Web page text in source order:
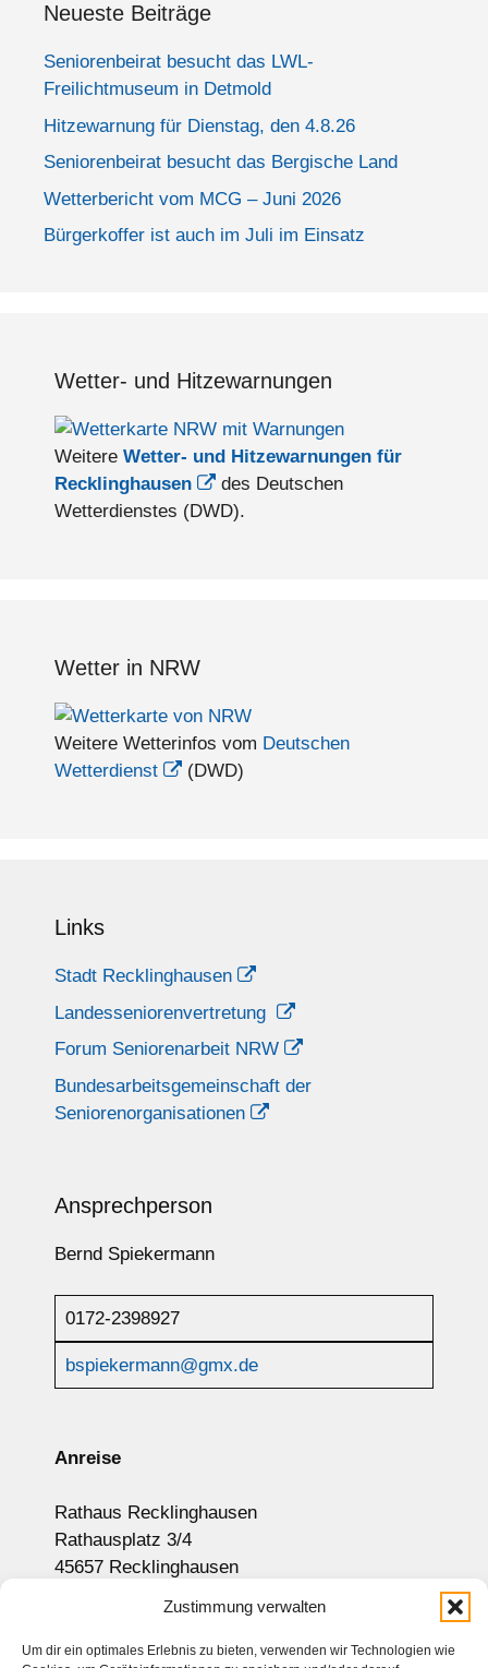
Zustimmung verwalten
Um dir ein optimales Erlebnis zu bieten, verwenden wir Technologien wie
Neueste Beiträge
Seniorenbeirat besucht das LWL-
Freilichtmuseum in Detmold
Hitzewarnung für Dienstag, den 4.8.26
Seniorenbeirat besucht das Bergische Land
Wetterbericht vom MCG – Juni 2026
Bürgerkoffer ist auch im Juli im Einsatz
Wetter- und Hitzewarnungen
Weitere Wetter- und Hitzewarnungen für
Recklinghausen
des Deutschen
Wetterdienstes (DWD).
Wetter in NRW
Weitere Wetterinfos vom Deutschen
Wetterdienst
(DWD)
Links
Stadt Recklinghausen
Landesseniorenvertretung
Forum Seniorenarbeit NRW
Bundesarbeitsgemeinschaft der
Seniorenorganisationen
Ansprechperson
Bernd Spiekermann
0172-2398927
bspiekermann@gmx.de
Anreise
Rathaus Recklinghausen
Rathausplatz 3/4
45657 Recklinghausen